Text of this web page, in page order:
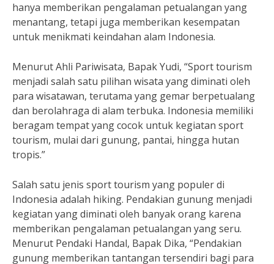
hanya memberikan pengalaman petualangan yang
menantang, tetapi juga memberikan kesempatan
untuk menikmati keindahan alam Indonesia.
Menurut Ahli Pariwisata, Bapak Yudi, “Sport tourism
menjadi salah satu pilihan wisata yang diminati oleh
para wisatawan, terutama yang gemar berpetualang
dan berolahraga di alam terbuka. Indonesia memiliki
beragam tempat yang cocok untuk kegiatan sport
tourism, mulai dari gunung, pantai, hingga hutan
tropis.”
Salah satu jenis sport tourism yang populer di
Indonesia adalah hiking. Pendakian gunung menjadi
kegiatan yang diminati oleh banyak orang karena
memberikan pengalaman petualangan yang seru.
Menurut Pendaki Handal, Bapak Dika, “Pendakian
gunung memberikan tantangan tersendiri bagi para